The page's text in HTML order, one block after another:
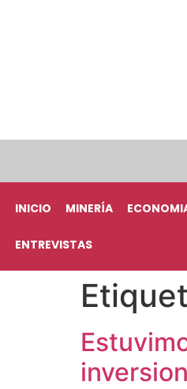
INICIO MINERÍA
ENTREVISTAS